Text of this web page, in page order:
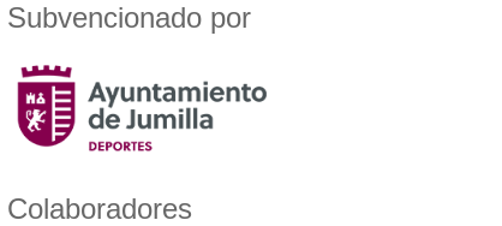
Subvencionado por
Colaboradores